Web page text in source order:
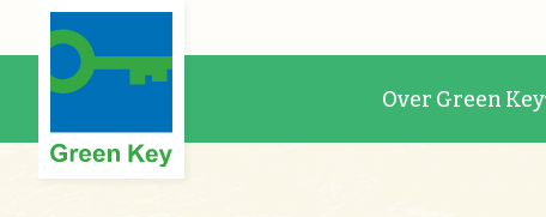
Over Green Key